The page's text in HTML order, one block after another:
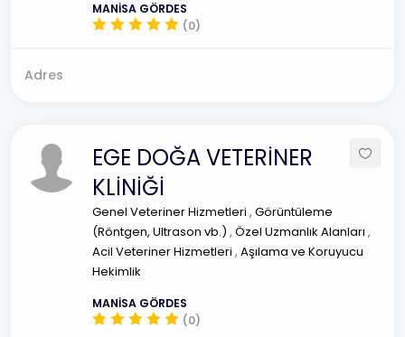
MANİSA GÖRDES
(0)
Adres
EGE DOĞA VETERİNER
KLİNİĞİ
Genel Veteriner Hizmetleri , Görüntüleme
(Röntgen, Ultrason vb.) , Özel Uzmanlık Alanları ,
Acil Veteriner Hizmetleri , Aşılama ve Koruyucu
Hekimlik
MANİSA GÖRDES
(0)